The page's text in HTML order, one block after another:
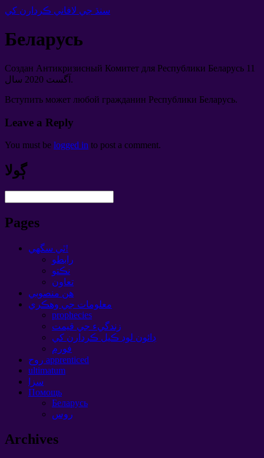
سنڌ جي لافاني ڪردارن کي
Беларусь
Создан Антикризисный Комитет для Республики Беларусь 11
آگسٽ 2020 سال.
Вступить может любой гражданин Республики Беларусь.
Leave a Reply
You must be logged in to post a comment.
ڳولا
Pages
ٿي سگهي!
رابطو
نڪتو
تعاون
هن منصوبي
معلومات جي وهڪري
prophecies
زندگيء جي قيمت
ڊائون لوڊ ڪيل ڪردارن کي
فورم
روح apprenticed
ultimatum
سزا
Помощь
Беларусь
روس
Archives